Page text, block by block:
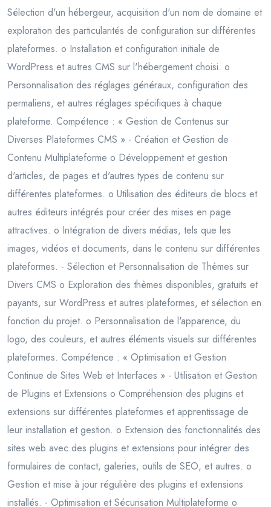
Sélection d'un hébergeur, acquisition d'un nom de domaine et
exploration des particularités de configuration sur différentes
plateformes. o Installation et configuration initiale de
WordPress et autres CMS sur l'hébergement choisi. o
Personnalisation des réglages généraux, configuration des
permaliens, et autres réglages spécifiques à chaque
plateforme. Compétence : « Gestion de Contenus sur
Diverses Plateformes CMS » - Création et Gestion de
Contenu Multiplateforme o Développement et gestion
d'articles, de pages et d'autres types de contenu sur
différentes plateformes. o Utilisation des éditeurs de blocs et
autres éditeurs intégrés pour créer des mises en page
attractives. o Intégration de divers médias, tels que les
images, vidéos et documents, dans le contenu sur différentes
plateformes. - Sélection et Personnalisation de Thèmes sur
Divers CMS o Exploration des thèmes disponibles, gratuits et
payants, sur WordPress et autres plateformes, et sélection en
fonction du projet. o Personnalisation de l'apparence, du
logo, des couleurs, et autres éléments visuels sur différentes
plateformes. Compétence : « Optimisation et Gestion
Continue de Sites Web et Interfaces » - Utilisation et Gestion
de Plugins et Extensions o Compréhension des plugins et
extensions sur différentes plateformes et apprentissage de
leur installation et gestion. o Extension des fonctionnalités des
sites web avec des plugins et extensions pour intégrer des
formulaires de contact, galeries, outils de SEO, et autres. o
Gestion et mise à jour régulière des plugins et extensions
installés. - Optimisation et Sécurisation Multiplateforme o